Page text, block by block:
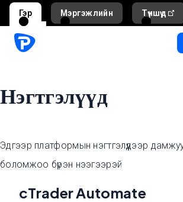
Гэр Мэргэжлийн Түншүүд
Нэгтгэлүүд
Эдгээр платформын нэгтгэлүүдээр
боломжоо бүрэн нээгээрэй
cTrader Automate